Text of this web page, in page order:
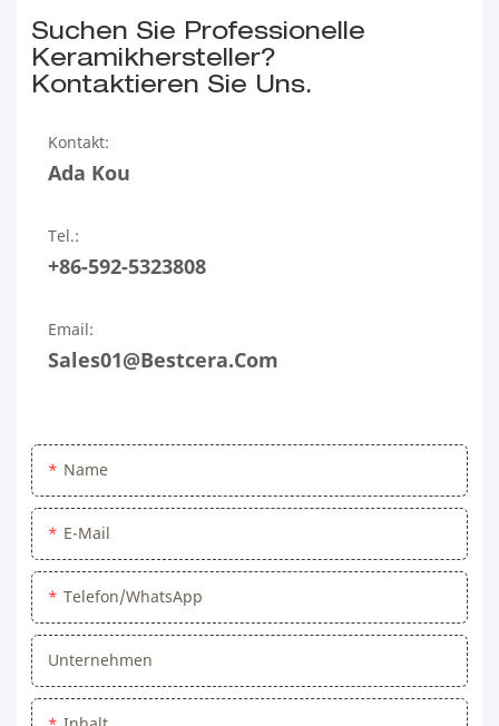
Suchen Sie Professionelle
Keramikhersteller?
Kontaktieren Sie Uns.
Kontakt:
Ada Kou
Tel.:
+86-592-5323808
Email:
Sales01@bestcera.com
Name
E-Mail
Telefon/WhatsApp
Unternehmen